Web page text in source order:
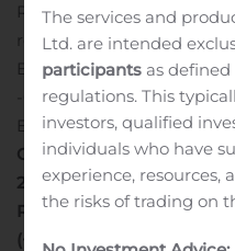
Rebond des revenus dans
revenus +9,7% /T2-20
Baisse des frais généraux -
-6,5%/9M-19 (-4,5%*)
Effet de ciseaux positif au
Coût du risque T3-20 en
20 à 40 points de base
Résultat net part du
(+9,8%*/T3-19) –
résultat
The services and
Ltd. are intended
participants as
regulations. This
investors, qualified
individuals who have
experience, resources,
the risks of trading on